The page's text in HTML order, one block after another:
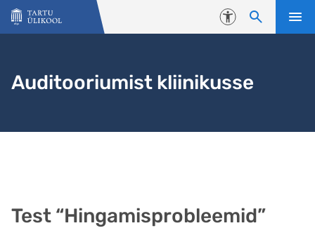
Liigu edasi põhisisu juurde
Juurdepääsetavus
Auditooriumist kliinikusse
Test “Hingamisprobleemid”